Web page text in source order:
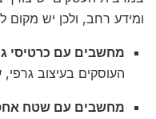
ומידע רחב, ולכן יש
מחשבים עם כרטיסי
העוסקים בעיצוב
מחשבים עם שטח